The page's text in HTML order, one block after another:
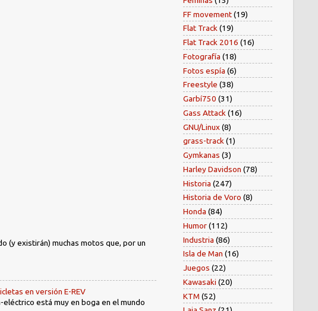
(y existirán) muchas motos que, por un
en versión E-REV
está muy en boga en el mundo
FF movement(19)
Flat Track(19)
Flat Track 2016 (16)
Fotografía (18)
Fotos espía (6)
Freestyle (38)
Garbí750 (31)
Gass Attack (16)
GNU/Linux(8)
grass-track(1)
Gymkanas (3)
Harley Davidson (78)
Historia (247)
Historia de Voro (8)
Honda (84)
Humor(112)
Industria (86)
Isla de Man (16)
Juegos (22)
Kawasaki (20)
KTM (52)